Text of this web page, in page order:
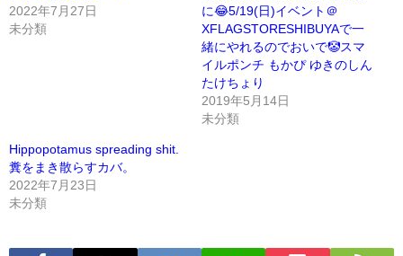
2022年7月27日
未分類
に😂5/19(日)イベント＠
XFLAGSTORESHIBUYAで一
緒にやれるのでおいで🤡スマ
イルポンチ もかぴ ゆきのしん
たけちょり
2019年5月14日
未分類
Hippopotamus spreading shit.
糞をまき散らすカバ。
2022年7月23日
未分類